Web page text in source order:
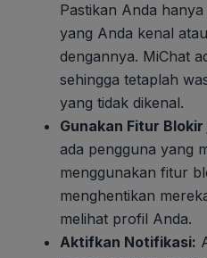
Pastikan Anda
yang Anda kenal
dengannya. MiChat
sehingga tetaplah
yang tidak dikenal.
Gunakan Fitur
ada pengguna yang
menggunakan fitur
menghentikan
melihat profil Anda.
Aktifkan Notifikasi: